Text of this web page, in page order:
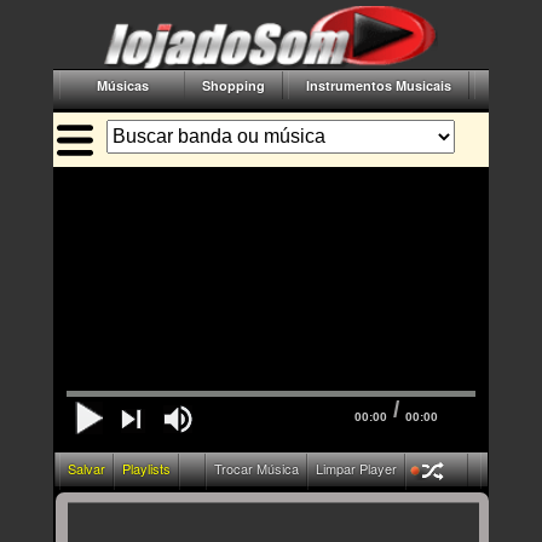
Músicas Shopping Instrumentos Musicais
00:00 / 00:00
Salvar Playlists Trocar Música Limpar Player